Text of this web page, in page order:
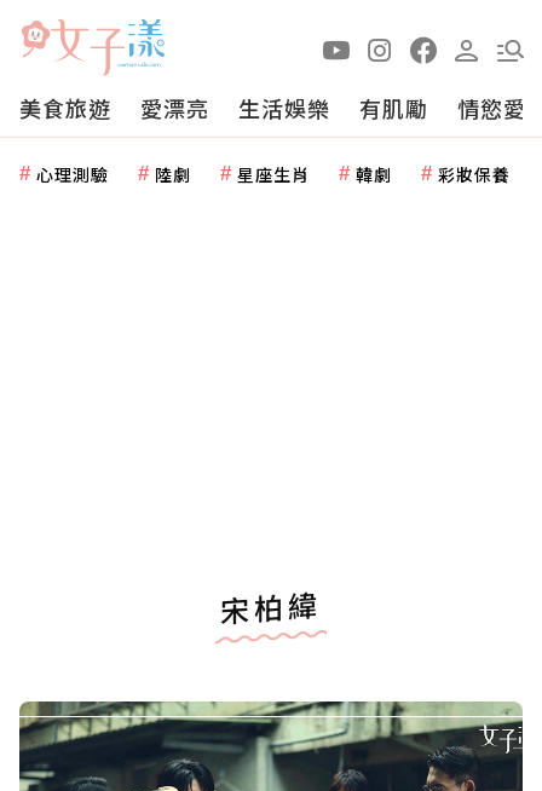
美食旅遊 愛漂亮 生活娛樂 有肌勵 情慾愛
心理測驗 陸劇 星座生肖 韓劇 彩妝保養
宋柏緯